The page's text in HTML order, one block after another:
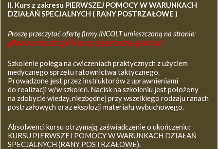
II. Kurs z zakresu PIERWSZEJ POMOCY W WARUNKACH
DZIAŁAŃ SPECJALNYCH ( RANY POSTRZAŁOWE )
Proszę przeczytać ofertę firmy INCOLT umieszczoną na stronie:
www.incolt.pl/kursy/pierwsza-pomoc/
Szkolenie polega na ćwiczeniach praktycznych z użyciem
medycznego sprzętu ratownictwa taktycznego.
Prowadzone jest przez instruktorów z uprawnieniami
do realizacji w/w szkoleń. Nacisk na szkoleniu jest położony
na zdobycie wiedzy, niezbędnej przy wszelkiego rodzaju ranach
postrzałowych oraz eksplozji materiału wybuchowego.
Absolwenci kursu otrzymają zaświadczenie o ukończeniu:
KURSU PIERWSZEJ POMOCY W WARUNKACH DZIAŁAŃ
SPECJALNYCH (RANY POSTRZAŁOWE).